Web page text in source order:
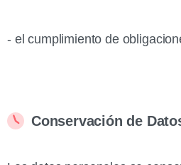
- el cumplimiento de
Conservación de